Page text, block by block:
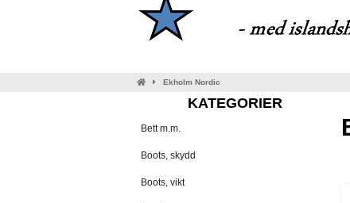
Ekholm Nordic
KATEGORIER
Bett m.m.
Boots, skydd
Boots, vikt